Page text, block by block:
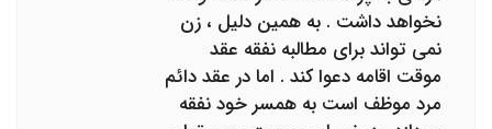
نخواهد داشت . به همین دلیل ، زن
نمی تواند برای مطالبه نفقه عقد
موقت اقامه دعوا کند . اما در عقد دائم
مرد موظف است به همسر خود نفقه